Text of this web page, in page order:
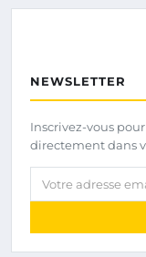
NEWSLETTER
Inscrivez-vous
directement dans
Votre adresse